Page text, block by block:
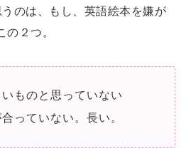
のは、もし、英語絵本を嫌が
の２つ。
ものと思っていない
っていない。長い。